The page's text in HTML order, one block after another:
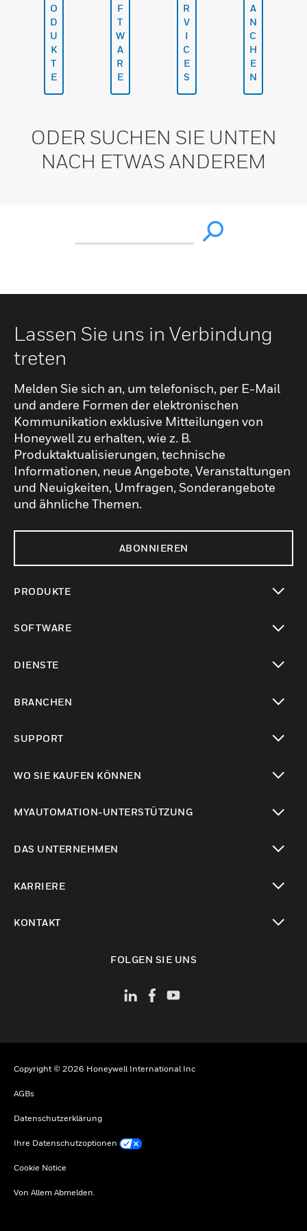
O
D
U
K
T
E
F
T
W
A
R
E
R
V
I
C
E
S
A
N
C
H
E
N
ODER SUCHEN SIE UNTEN
NACH ETWAS ANDEREM
Lassen Sie uns in Verbindung
treten
Melden Sie sich an, um telefonisch, per E-Mail
und andere Formen der elektronischen
Kommunikation exklusive Mitteilungen von
Honeywell zu erhalten, wie z. B.
Produktaktualisierungen, technische
Informationen, neue Angebote, Veranstaltungen
und Neuigkeiten, Umfragen, Sonderangebote
und ähnliche Themen.
ABONNIEREN
PRODUKTE
SOFTWARE
DIENSTE
BRANCHEN
SUPPORT
WO SIE KAUFEN KÖNNEN
MYAUTOMATION-UNTERSTÜTZUNG
DAS UNTERNEHMEN
KARRIERE
KONTAKT
FOLGEN SIE UNS
Copyright © 2026 Honeywell International Inc
AGBs
Datenschutzerklärung
Ihre Datenschutzoptionen
Cookie Notice
Von Allem Abmelden.